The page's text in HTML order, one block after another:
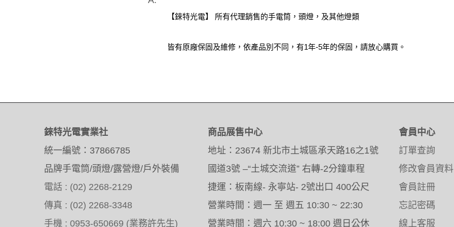
【錸特光電】 所有代理銷售的手電筒，頭燈，及其他燈類
皆有原廠保固及維修，依產品別不同，有1年-5年的保固，請放心購買。
錸特光電實業社
統一編號：37866785
品牌手電筒/頭燈/露營燈/戶外裝備
電話 : (02) 2268-2129
傳真 : (02) 2268-3348
手機 : 0953-650669 (業務許先生)
商品展售中心
地址：23674 新北市土城區承天路16之1號
國道3號 –“土城交流道” 右轉-2分鐘車程
捷運：板南線- 永寧站- 2號出口 400公尺
營業時間：週一 至 週五 10:30 ~ 22:30
營業時間：週六 10:30 ~ 18:00 週日公休
會員中心
訂單查詢
修改會員資料
會員註冊
忘記密碼
線上客服